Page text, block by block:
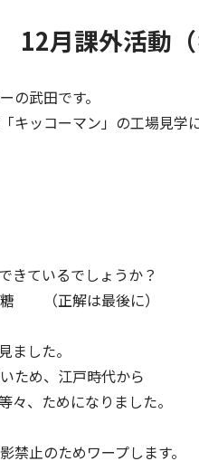
12月課外活動
の武田です。
キッコーマン」の工場見学
きているでしょうか？
正解は最後に）
ました。
ため、江戸時代から
々、ためになりました。
禁止のためワープします。